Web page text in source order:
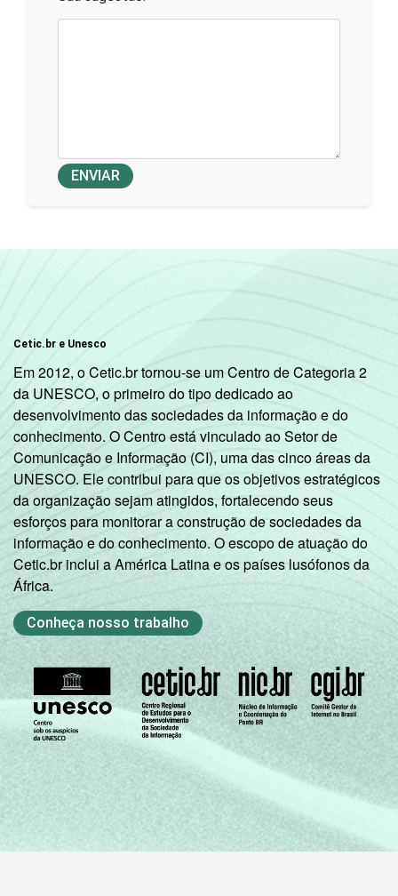
ENVIAR
Cetic.br e Unesco
Em 2012, o Cetic.br tornou-se um Centro de Categoria 2
da UNESCO, o primeiro do tipo dedicado ao
desenvolvimento das sociedades da informação e do
conhecimento. O Centro está vinculado ao Setor de
Comunicação e Informação (CI), uma das cinco áreas da
UNESCO. Ele contribui para que os objetivos estratégicos
da organização sejam atingidos, fortalecendo seus
esforços para monitorar a construção de sociedades da
informação e do conhecimento. O escopo de atuação do
Cetic.br inclui a América Latina e os países lusófonos da
África.
Conheça nosso trabalho